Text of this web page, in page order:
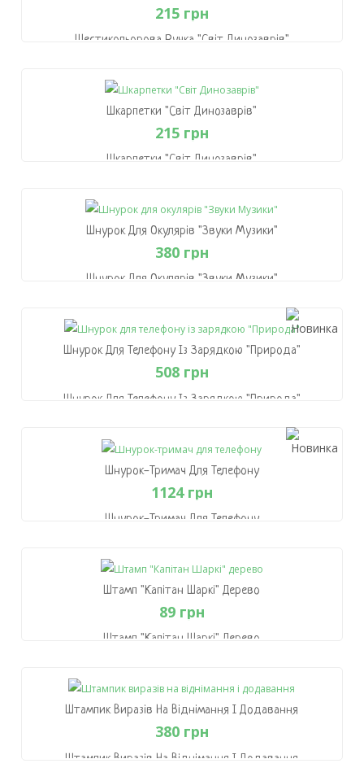
215 грн
Шестикольорова Ручка "Світ Динозаврів"
В Кошик
Шкарпетки "Світ Динозаврів"
215 грн
Шкарпетки "Світ Динозаврів"
В Кошик
Шнурок Для Окулярів "Звуки Музики"
380 грн
Шнурок Для Окулярів "Звуки Музики"
В Кошик
Шнурок Для Телефону Із Зарядкою "Природа"
508 грн
Шнурок Для Телефону Із Зарядкою "Природа"
Шнурок-Тримач Для Телефону
1124 грн
Шнурок-Тримач Для Телефону
В Кошик
Штамп "Капітан Шаркі" Дерево
89 грн
Штамп "Капітан Шаркі" Дерево
В Кошик
Штампик Виразів На Віднімання І Додавання
380 грн
Штампик Виразів На Віднімання І Додавання